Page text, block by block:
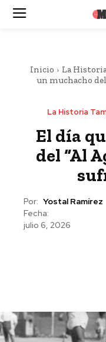
Inicio La
un muchacho
La Historia
El día
del “Al
Por: Yostal Ramírez
Fecha:
julio 6, 2026